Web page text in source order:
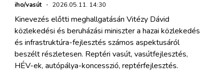
iho/vasút · 2026.05.11. 14:30
Kinevezés előtti meghallgatásán Vitézy Dávid
közlekedési és beruházási miniszter a hazai közlekedés
és infrastruktúra-fejlesztés számos aspektusáról
beszélt részletesen. Reptéri vasút, vasútfejlesztés,
HÉV-ek, autópálya-koncesszió, reptérfejlesztés.